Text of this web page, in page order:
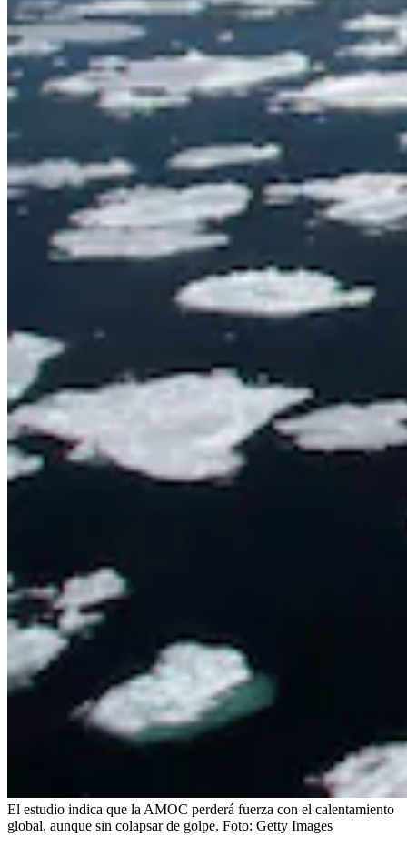
El estudio indica que la AMOC perderá fuerza con el calentamiento
global, aunque sin colapsar de golpe. Foto: Getty Images